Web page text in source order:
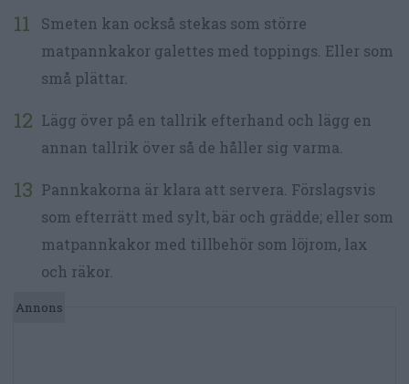
Smeten kan också stekas som större
matpannkakor galettes med toppings. Eller som
små plättar.
Lägg över på en tallrik efterhand och lägg en
annan tallrik över så de håller sig varma.
Pannkakorna är klara att servera. Förslagsvis
som efterrätt med sylt, bär och grädde; eller som
matpannkakor med tillbehör som löjrom, lax
och räkor.